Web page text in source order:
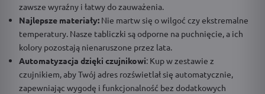
zawsze wyraźny i łatwy do zauważenia.
Najlepsze materiały: Nie martw się o wilgoć czy ekstremalne
temperatury. Nasze tabliczki są odporne na puchnięcie, a ich
kolory pozostają nienaruszone przez lata.
Automatyzacja dzięki czujnikowi: Kup w zestawie z
czujnikiem, aby Twój adres rozświetlał się automatycznie,
zapewniając wygodę i funkcjonalność bez dodatkowych